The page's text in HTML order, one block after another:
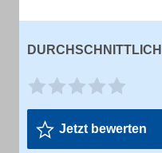
Jetzt bewerten